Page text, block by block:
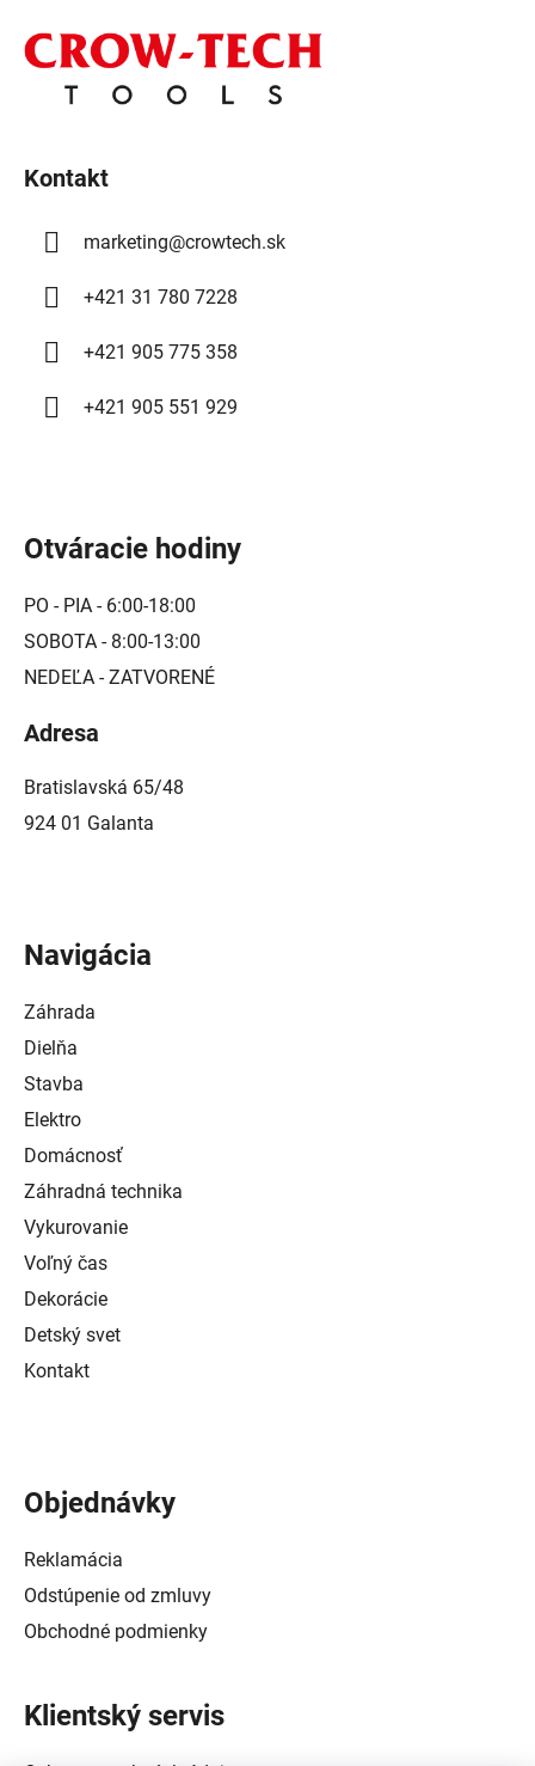
Kontakt
marketing@crowtech.sk
+421 31 780 7228
+421 905 775 358
+421 905 551 929
Otváracie hodiny
PO - PIA - 6:00-18:00
SOBOTA - 8:00-13:00
NEDEĽA - ZATVORENÉ
Adresa
Bratislavská 65/48
924 01 Galanta
Navigácia
Záhrada
Dielňa
Stavba
Elektro
Domácnosť
Záhradná technika
Vykurovanie
Voľný čas
Dekorácie
Detský svet
Kontakt
Objednávky
Reklamácia
Odstúpenie od zmluvy
Obchodné podmienky
Klientský servis